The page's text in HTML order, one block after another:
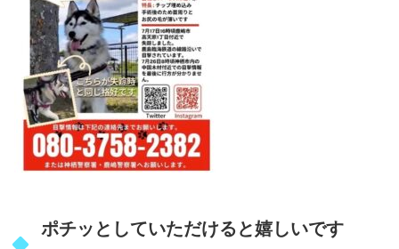
ポチッとしていただけると嬉しいです